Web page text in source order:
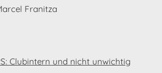
Franitza
Clubintern und nicht unwichtig